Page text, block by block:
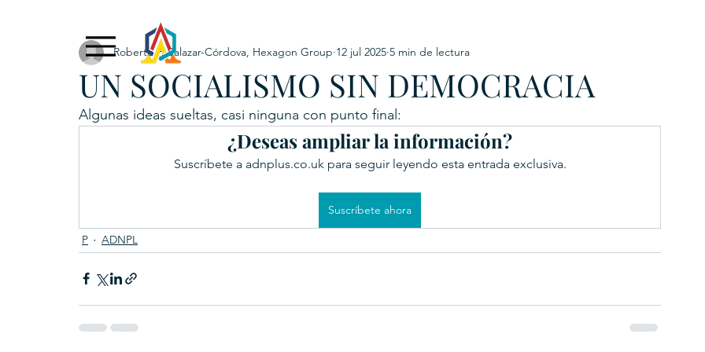
5. CSPINC.TECH 6. HEXAGON GROUP
Exclusive Content ADNPL IGRP LATAM2021 URKU
UN SOCIALISMO SIN DEMOCRACIA
Roberto F. Salazar-Córdova, Hexagon Group 12 jul 2025 5 min de lectura
Algunas ideas sueltas, casi ninguna con punto final:
¿Deseas ampliar la información?
Suscríbete a adnplus.co.uk para seguir leyendo esta entrada exclusiva.
Suscríbete ahora
P ADNPL